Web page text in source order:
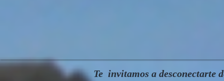
Te invitamos a desconectarte